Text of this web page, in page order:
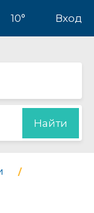
10° Вход
Найти